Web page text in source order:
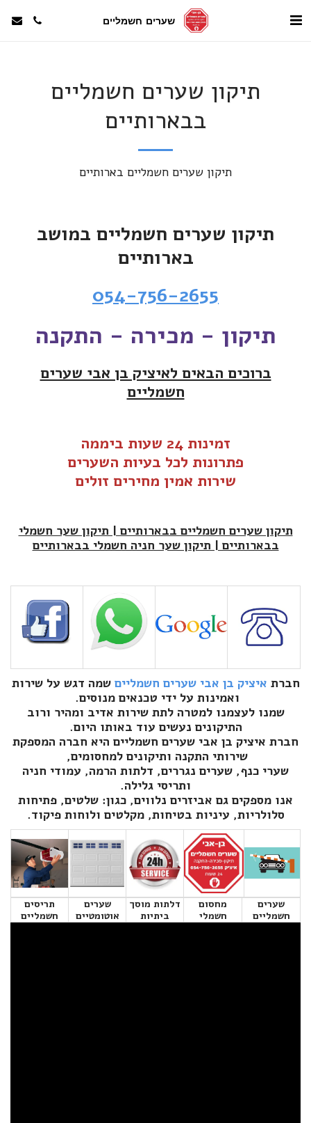
שערים חשמליים
תיקון שערים חשמליים
בבארותיים
תיקון שערים חשמליים בארותיים
תיקון שערים חשמליים במושב
בארותיים
054-756-2655
תיקון - מכירה - התקנה
ברוכים הבאים לאיציק בן אבי שערים
חשמליים
זמינות 24 שעות ביממה
פתרונות לכל בעיות השערים
שירות אמין מחירים זולים
תיקון שערים חשמליים בבארותיים | תיקון שער חשמלי
בבארותיים | תיקון שער חניה חשמלי בבארותיים
חברת איציק בן אבי שערים חשמליים שמה דגש על שירות
ואמינות על ידי טכנאים מנוסים.
שמנו לעצמנו למטרה לתת שירות אדיב ומהיר ורוב
התיקונים נעשים עוד באותו היום.
חברת איציק בן אבי שערים חשמליים היא חברה המספקת
שירותי התקנה ותיקונים למחסומים,
שערי כנף, שערים נגררים, דלתות הרמה, עמודי חניה
ותריסי גלילה.
אנו מספקים גם אביזרים נלווים, כגון: שלטים, פתיחות
סלולריות, עיניות בטיחות, מקלטים ולוחות פיקוד.
שערים
חשמליים
מחסום
חשמלי
דלתות מוסך
ביתיות
שערים
אוטומטיים
תריסים
חשמליים